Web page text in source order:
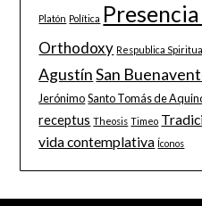
Platón Política
Orthodoxy Respublica
Agustín San
Jerónimo Santo Tomás de
receptus Theosis Timeo
vida contemplativa Íconos